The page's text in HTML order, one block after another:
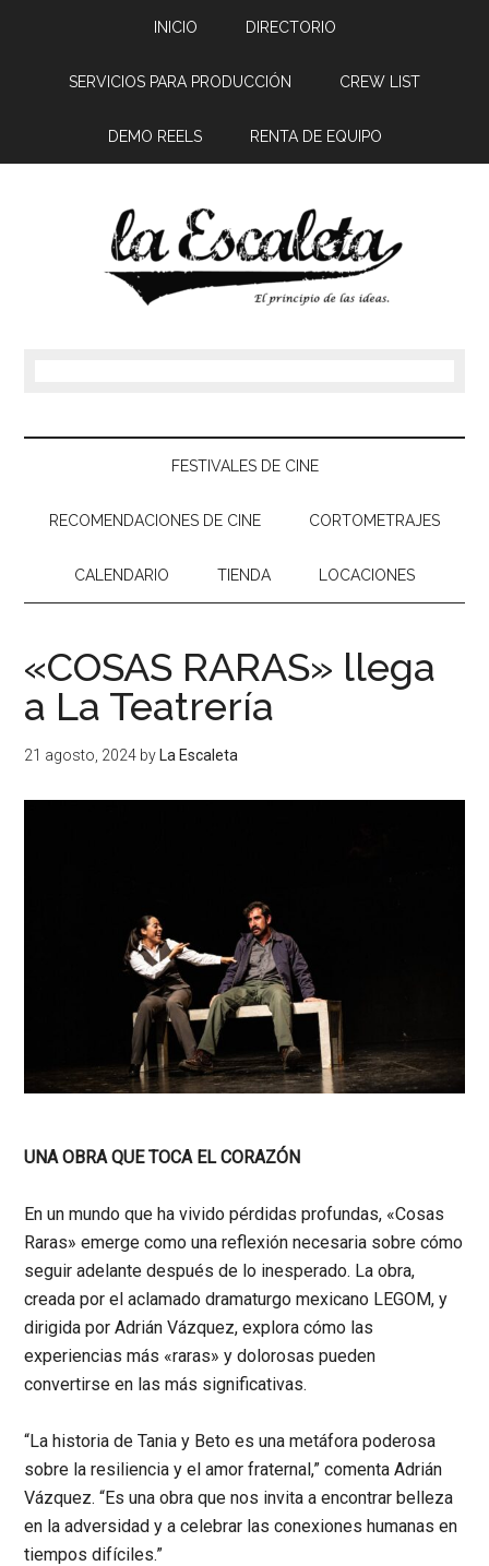
INICIO DIRECTORIO
SERVICIOS PARA PRODUCCIÓN CREW LIST
DEMO REELS RENTA DE EQUIPO
FESTIVALES DE CINE
RECOMENDACIONES DE CINE CORTOMETRAJES
CALENDARIO TIENDA LOCACIONES
«COSAS RARAS» llega
a La Teatrería
21 agosto, 2024 by La Escaleta
UNA OBRA QUE TOCA EL CORAZÓN
En un mundo que ha vivido pérdidas profundas, «Cosas
Raras» emerge como una reflexión necesaria sobre cómo
seguir adelante después de lo inesperado. La obra,
creada por el aclamado dramaturgo mexicano LEGOM, y
dirigida por Adrián Vázquez, explora cómo las
experiencias más «raras» y dolorosas pueden
convertirse en las más significativas.
“La historia de Tania y Beto es una metáfora poderosa
sobre la resiliencia y el amor fraternal,” comenta Adrián
Vázquez. “Es una obra que nos invita a encontrar belleza
en la adversidad y a celebrar las conexiones humanas en
tiempos difíciles.”